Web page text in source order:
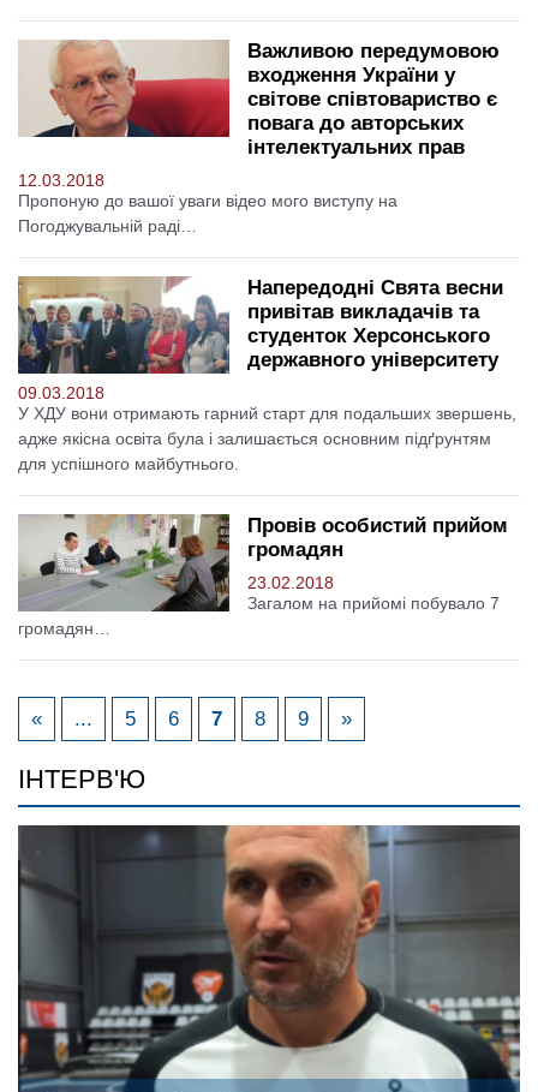
Важливою передумовою
входження України у
світове співтовариство є
повага до авторських
інтелектуальних прав
12.03.2018
Пропоную до вашої уваги відео мого виступу на
Погоджувальній раді…
Напередодні Свята весни
привітав викладачів та
студенток Херсонського
державного університету
09.03.2018
У ХДУ вони отримають гарний старт для подальших звершень,
адже якісна освіта була і залишається основним підґрунтям
для успішного майбутнього.
Провів особистий прийом
громадян
23.02.2018
Загалом на прийомі побувало 7
громадян…
« ... 5 6 7 8 9 »
ІНТЕРВ'Ю